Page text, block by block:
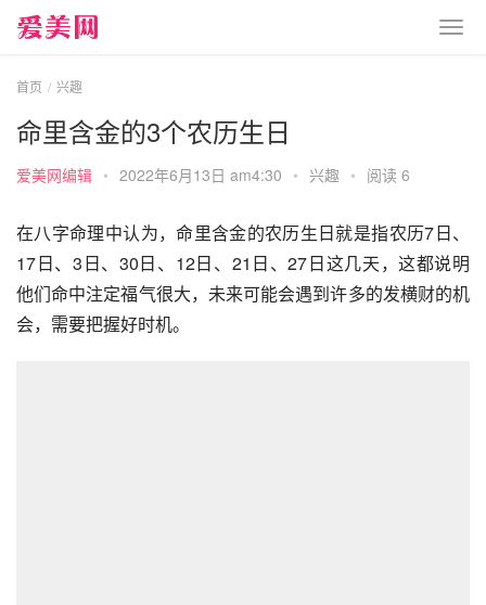
首页 兴趣
命里含金的3个农历生日
爱美网编辑 • 2022年6月13日 am4:30 • 兴趣 • 阅读 6
在八字命理中认为，命里含金的农历生日就是指农历7日、
17日、3日、30日、12日、21日、27日这几天，这都说明
他们命中注定福气很大，未来可能会遇到许多的发横财的机
会，需要把握好时机。